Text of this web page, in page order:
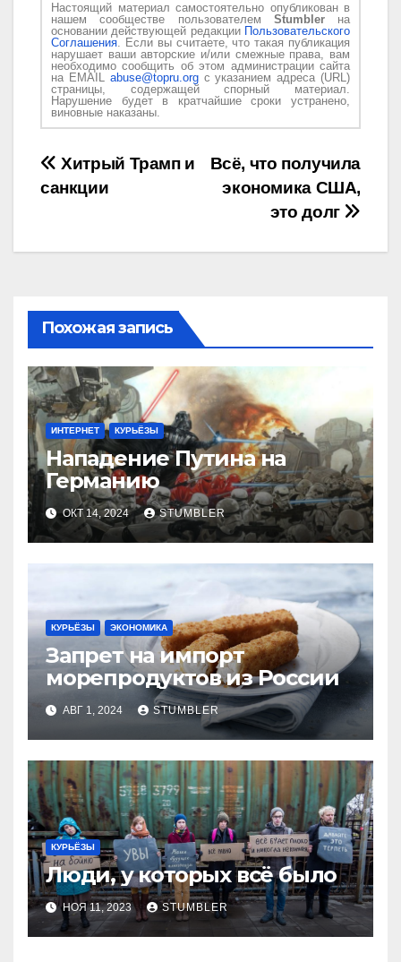
Настоящий материал самостоятельно опубликован в
нашем сообществе пользователем Stumblerна
основании действующей редакции Пользовательского
Соглашения. Если вы считаете, что такая публикация
нарушает ваши авторские и/или смежные права, вам
необходимо сообщить об этом администрации сайта
на EMAIL abuse@topru.orgс указанием адреса (URL)
страницы, содержащей спорный материал.
Нарушение будет в кратчайшие сроки устранено,
виновные наказаны.
Навигация
записям
Всё, что получила
экономика США,
это долг
Хитрый Трамп и
санкции
Похожая запись
ИНТЕРНЕТ КУРЬЁЗЫ
Нападение Путина на
Германию
ОКТ 14, 2024 STUMBLER
КУРЬЁЗЫ ЭКОНОМИКА
Запрет на импорт
морепродуктов из России
АВГ 1, 2024 STUMBLER
КУРЬЁЗЫ
Люди, у которых всё было
НОЯ 11, 2023 STUMBLER